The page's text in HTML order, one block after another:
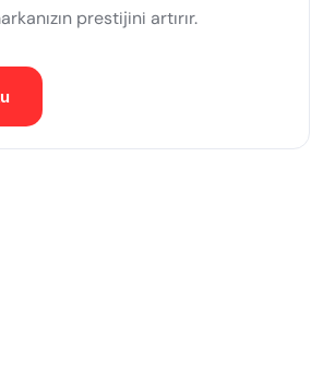
prestijini artırır.